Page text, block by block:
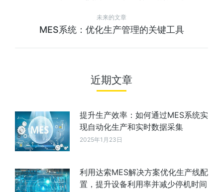
未来的文章
MES系统：优化生产管理的关键工具
近期文章
提升生产效率：如何通过MES系统实
现自动化生产和实时数据采集
2025年1月23日
利用达索MES解决方案优化生产线配
置，提升设备利用率并减少停机时间